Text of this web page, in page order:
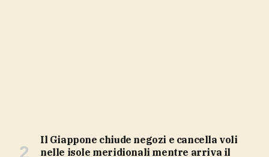
Il Giappone chiude negozi e cancella voli
nelle isole meridionali mentre arriva il